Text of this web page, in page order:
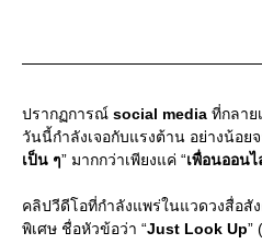
ปรากฏการณ์ social media ที่กลา
วันนี้กำลังเจอกับแรงต้าน อย่างน้อย
เป็น ๆ” มากกว่าเพียงแค่ “เพื่อนออน
คลิปวีดีโอที่กำลังแพร่ในแวดวงสื่อ
พิเศษ ชื่อหัวข้อว่า “Just Look Up”